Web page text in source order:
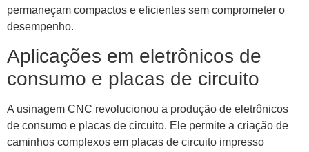
permaneçam compactos e eficientes sem comprometer o
desempenho.
Aplicações em eletrônicos de
consumo e placas de circuito
A usinagem CNC revolucionou a produção de eletrônicos
de consumo e placas de circuito. Ele permite a criação de
caminhos complexos em placas de circuito impresso